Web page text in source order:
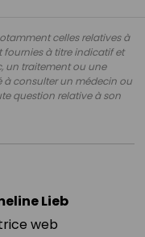
celles relatives à
à titre indicatif et
un traitement ou une
à consulter un médecin ou
question relative à son
Lieb
web